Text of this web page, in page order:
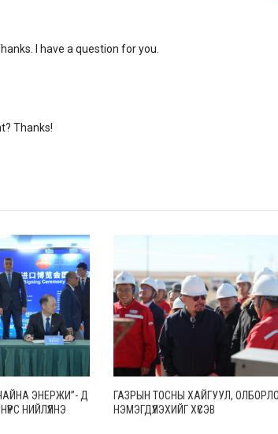
I have a question for you.
Thanks!
ЭНЕРЖИ”- Д
НИЙЛҮҮЛНЭ
ГАЗРЫН ТОСНЫ ХАЙГУУЛ,
НЭМЭГДҮҮЛЭХИЙГ ХҮСЭВ